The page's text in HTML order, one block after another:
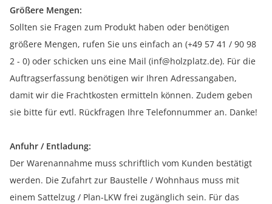
Größere Mengen:
Sollten sie Fragen zum Produkt haben oder benötigen
größere Mengen, rufen Sie uns einfach an (+49 57 41 / 90 98
2 - 0) oder schicken uns eine Mail (inf@holzplatz.de). Für die
Auftragserfassung benötigen wir Ihren Adressangaben,
damit wir die Frachtkosten ermitteln können. Zudem geben
sie bitte für evtl. Rückfragen Ihre Telefonnummer an. Danke!
Anfuhr / Entladung:
Der Warenannahme muss schriftlich vom Kunden bestätigt
werden. Die Zufahrt zur Baustelle / Wohnhaus muss mit
einem Sattelzug / Plan-LKW frei zugänglich sein. Für das